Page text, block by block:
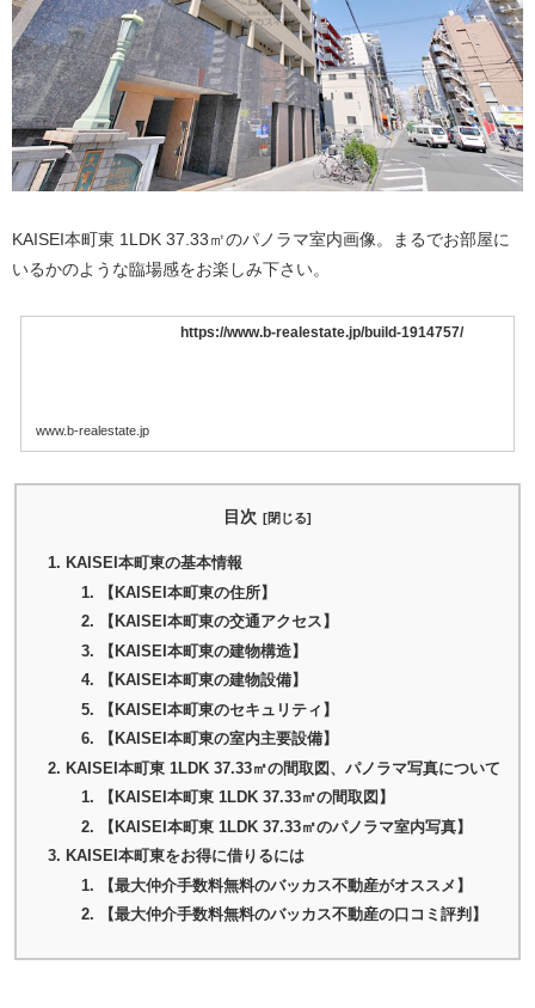
KAISEI本町東 1LDK 37.33㎡のパノラマ室内画像。まるでお部屋に
いるかのような臨場感をお楽しみ下さい。
https://www.b-realestate.jp/build-1914757/
www.b-realestate.jp
目次
KAISEI本町東の基本情報
【KAISEI本町東の住所】
【KAISEI本町東の交通アクセス】
【KAISEI本町東の建物構造】
【KAISEI本町東の建物設備】
【KAISEI本町東のセキュリティ】
【KAISEI本町東の室内主要設備】
KAISEI本町東 1LDK 37.33㎡の間取図、パノラマ写真について
【KAISEI本町東 1LDK 37.33㎡の間取図】
【KAISEI本町東 1LDK 37.33㎡のパノラマ室内写真】
KAISEI本町東をお得に借りるには
【最大仲介手数料無料のバッカス不動産がオススメ】
【最大仲介手数料無料のバッカス不動産の口コミ評判】